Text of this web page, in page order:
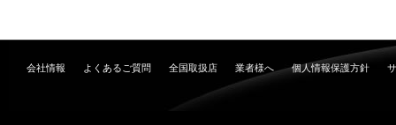
会社情報 よくあるご質問 全国取扱店 業者様へ 個人情報保護方針